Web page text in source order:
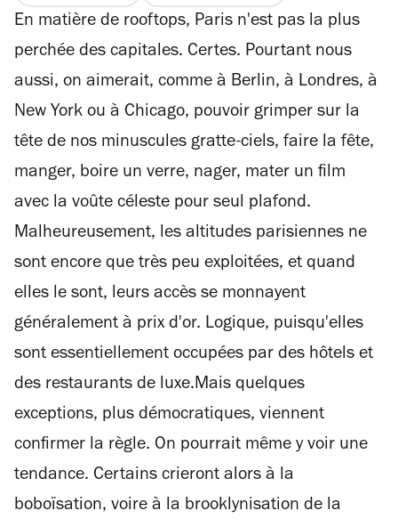
En matière de rooftops, Paris n'est pas la plus
perchée des capitales. Certes. Pourtant nous
aussi, on aimerait, comme à Berlin, à Londres, à
New York ou à Chicago, pouvoir grimper sur la
tête de nos minuscules gratte-ciels, faire la fête,
manger, boire un verre, nager, mater un film
avec la voûte céleste pour seul plafond.
Malheureusement, les altitudes parisiennes ne
sont encore que très peu exploitées, et quand
elles le sont, leurs accès se monnayent
généralement à prix d'or. Logique, puisqu'elles
sont essentiellement occupées par des hôtels et
des restaurants de luxe.Mais quelques
exceptions, plus démocratiques, viennent
confirmer la règle. On pourrait même y voir une
tendance. Certains crieront alors à la
boboïsation, voire à la brooklynisation de la